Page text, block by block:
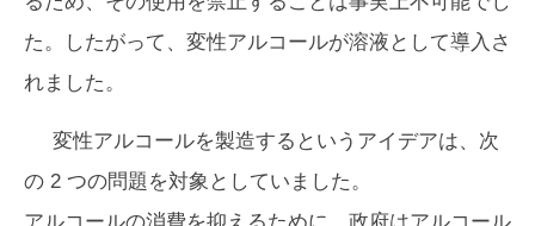
た。したがって、変性アルコールが溶液として導入さ
れました。
変性アルコールを製造するというアイデアは、次
の 2 つの問題を対象としていました。
アルコールの消費を抑えるために、政府はアルコール